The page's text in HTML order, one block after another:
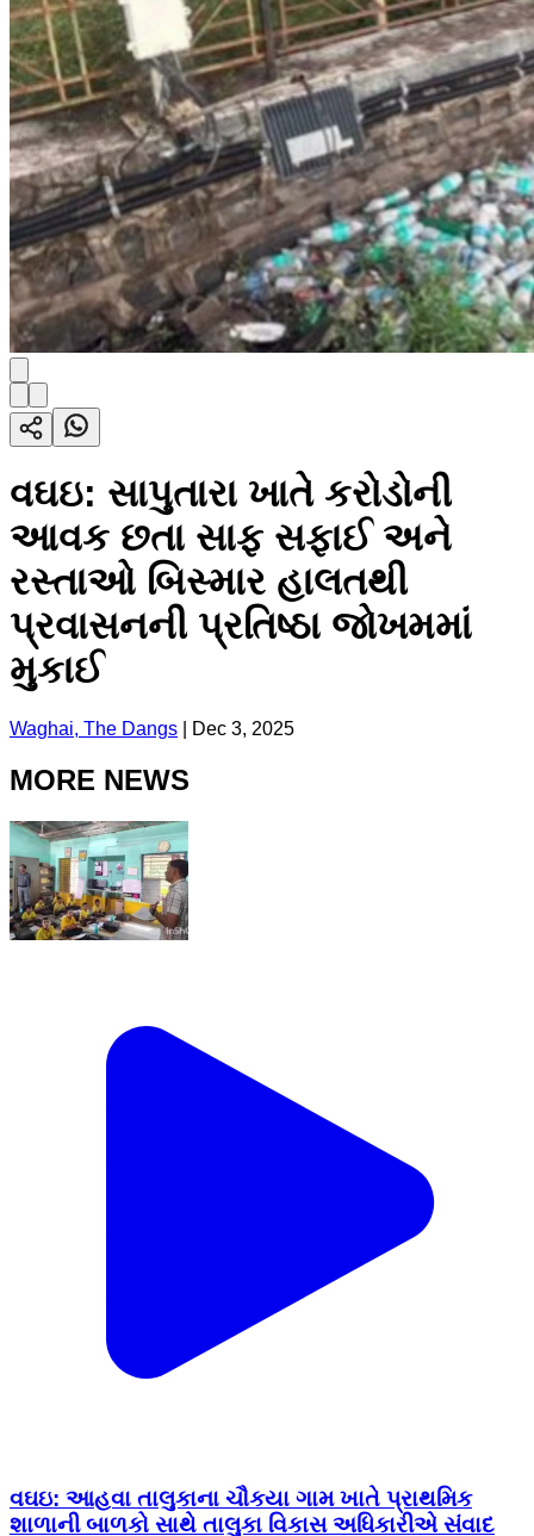
વઘઇ: સાપુતારા ખાતે કરોડોની
આવક છતા સાફ સફાઈ અને
રસ્તાઓ બિસ્માર હાલતથી
પ્રવાસનની પ્રતિષ્ઠા જોખમમાં
મુકાઈ
Waghai, The Dangs Dec 3, 2025
MORE NEWS
વઘઇ: આહવા તાલુકાના ચૌકયા ગામ ખાતે પ્રાથમિક
શાળાની બાળકો સાથે તાલુકા વિકાસ અધિકારીએ સંવાદ